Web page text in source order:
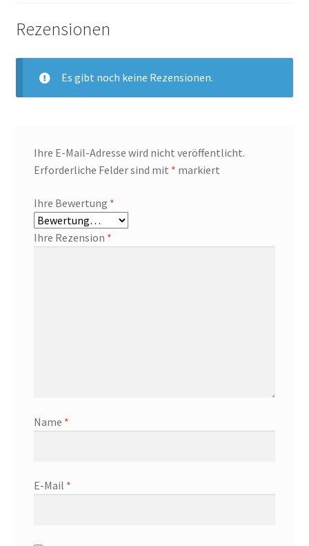
Rezensionen
Es gibt noch keine Rezensionen.
Ihre E-Mail-Adresse wird nicht veröffentlicht.
Erforderliche Felder sind mit * markiert
Ihre Bewertung *
Ihre Rezension *
Name *
E-Mail *